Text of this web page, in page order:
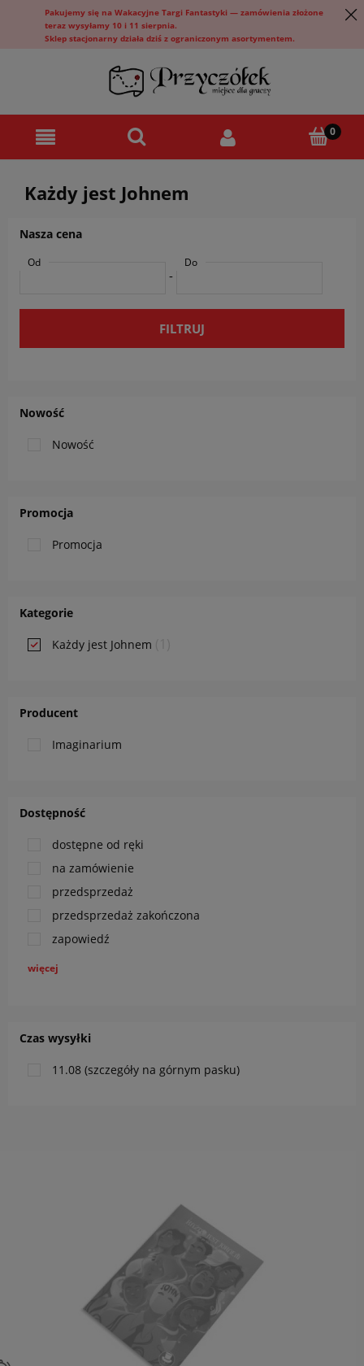
Pakujemy się na Wakacyjne Targi Fantastyki — zamówienia złożone
teraz wysyłamy 10 i 11 sierpnia.
Sklep stacjonarny działa dziś z ograniczonym asortymentem.
Każdy jest Johnem
Nowość
Nowość
Promocja
Promocja
Kategorie
Każdy jest Johnem
Producent
Imaginarium
Dostępność
dostępne od ręki
na zamówienie
przedsprzedaż
przedsprzedaż zakończona
zapowiedź
więcej
Czas wysyłki
11.08 (szczegóły na górnym pasku)
Nasza cena
Od
-
Do
FILTRUJ